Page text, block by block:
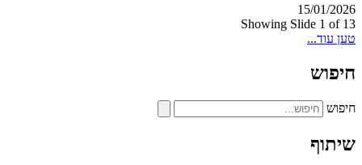
15/01/2026
Showing Slide 1 of 13
טען עוד...
חיפוש
חיפוש
שיתוף